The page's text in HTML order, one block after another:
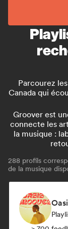
Parcourez
Canada qui
Groover est
connecte les
la musique :
288 profils
de la musique